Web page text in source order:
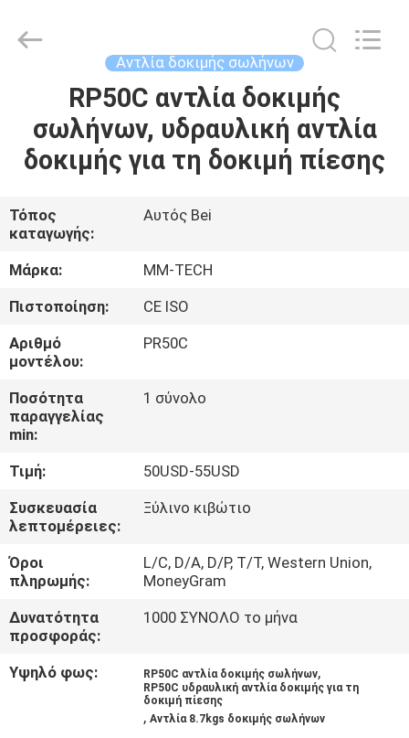
ΠΡΟΪΌΝΤΑ
ΣΧΕΤΙΚΆ
ΜΕ
ΕΜΆΣ
ΕΠΙΣΚΈΨΕΙΣ
ΣΤΟ
ΕΡΓΟΣΤΆΣΙΟ
ΈΛΕΓΧΟΣ
ΠΟΙΌΤΗΤΑΣ
ΕΠΙΚΟΙΝΩΝΉΣΤΕ
ΜΑΖΊ
ΜΑΣ
ΜΠΛΟΓΚ
Mingmai
Technology
Αντλία δοκιμής σωλήνων
RP50C αντλία δοκιμής
σωλήνων, υδραυλική αντλία
δοκιμής για τη δοκιμή πίεσης
Τόπος
καταγωγής:
Αυτός Bei
Μάρκα:
MM-TECH
Πιστοποίηση:
CE ISO
Αριθμό
μοντέλου:
PR50C
Ποσότητα
παραγγελίας
min:
1 σύνολο
Τιμή:
50USD-55USD
Συσκευασία
λεπτομέρειες:
Ξύλινο κιβώτιο
Όροι
πληρωμής:
L/C, D/A, D/P, T/T, Western Union,
MoneyGram
Δυνατότητα
προσφοράς:
1000 ΣΥΝΟΛΟ το μήνα
Υψηλό φως: RP50C αντλία δοκιμής σωλήνων,
RP50C υδραυλική αντλία δοκιμής για τη
δοκιμή πίεσης
,Αντλία 8.7kgs δοκιμής σωλήνων